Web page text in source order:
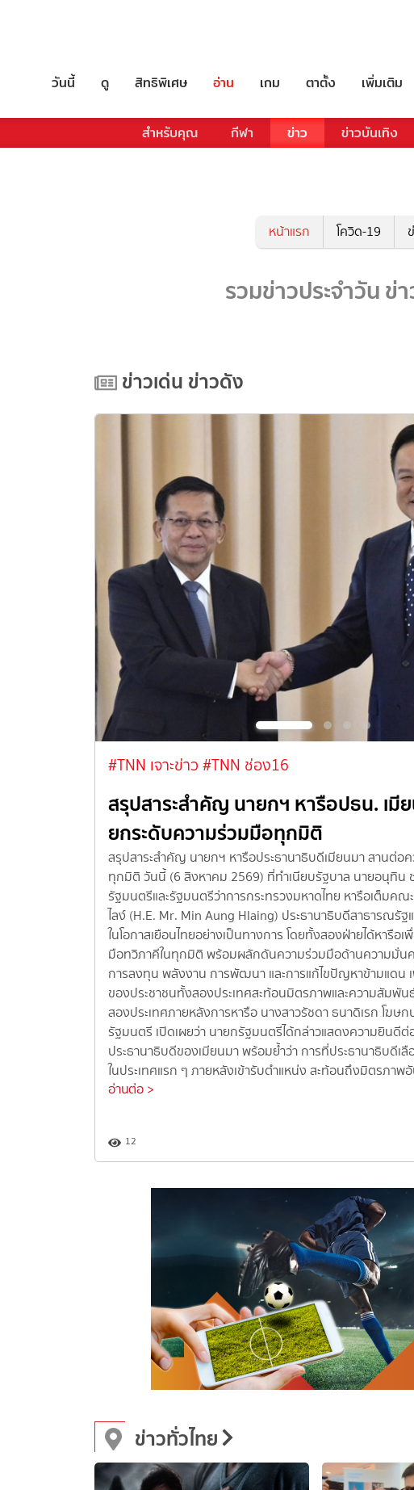
วันนี้ ดู สิทธิพิเศษ อ่าน เกม ตาตั้ง เพิ่มเติม
สำหรับคุณ กีฬา ข่าว ข่าวบันเทิง
หน้าแรก โควิด-19
รวมข่าวประจำวัน
ข่าวเด่น ข่าวดัง
#TNN เจาะข่าว #TNN ช่อง16
สรุปสาระสำคัญ นายกฯ หารือปธน. เมี
ยกระดับความร่วมมือทุกมิติ
สรุปสาระสำคัญ นายกฯ หารือประธานาธิบดีเมียนมา สานต่อ
ทุกมิติ วันนี้ (6 สิงหาคม 2569) ที่ทำเนียบรัฐบาล นายอนุทิน
รัฐมนตรีและรัฐมนตรีว่าการกระทรวงมหาดไทย หารือเต็มค
ไลง์ (H.E. Mr. Min Aung Hlaing) ประธานาธิบดีสาธารณรั
ในโอกาสเยือนไทยอย่างเป็นทางการ โดยทั้งสองฝ่ายได้หารือ
มือทวิภาคีในทุกมิติ พร้อมผลักดันความร่วมมือด้านความมั่น
การลงทุน พลังงาน การพัฒนา และการแก้ไขปัญหาข้ามแดน
ของประชาชนทั้งสองประเทศสะท้อนมิตรภาพและความสัมพัน
สองประเทศภายหลังการหารือ นางสาวรัชดา ธนาดิเรก โฆษ
รัฐมนตรี เปิดเผยว่า นายกรัฐมนตรีได้กล่าวแสดงความยินดีต่
ประธานาธิบดีของเมียนมา พร้อมย้ำว่า การที่ประธานาธิบดีเลื
ในประเทศแรก ๆ ภายหลังเข้ารับตำแหน่ง สะท้อนถึงมิตรภาพ
อ่านต่อ >
12
ข่าวทั่วไทย